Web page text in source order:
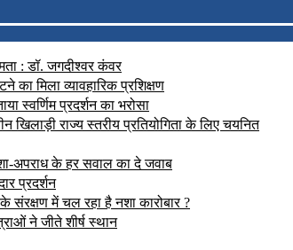
: डॉ. जगदीश्वर कंवर
का मिला व्यावहारिक प्रशिक्षण
स्वर्णिम प्रदर्शन का भरोसा
खिलाड़ी राज्य स्तरीय प्रतियोगिता के लिए चयनित
अपराध के हर सवाल का दे जवाब
प्रदर्शन
में चल रहा है नशा कारोबार ?
ने जीते शीर्ष स्थान